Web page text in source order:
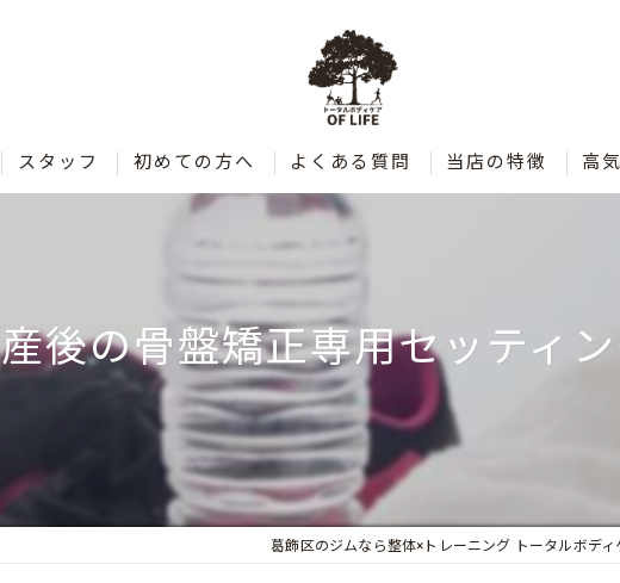
スタッフ 初めての方へ よくある質問 当店の特徴
整体
ダイエット
高
産後の骨盤矯正専用セッティ
葛飾区のジムなら整体×トレーニング トータルボディ